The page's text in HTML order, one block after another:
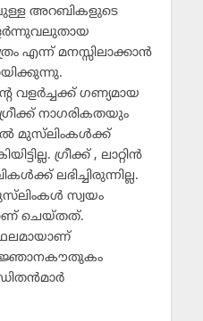
അറബികളുടെ
എന്ന് മനസ്സിലാക്കാന്‍
വളര്‍ച്ചക്ക് ഗണ്യമായ
നാഗരികതയും
മുസ്‌ലിംകള്‍ക്ക്
ഗ്രീക്ക് , ലാറ്റിന്‍
ലഭിച്ചിരുന്നില്ല.
സ്വയം
ചെയ്തത്.
ഫലമായാണ്